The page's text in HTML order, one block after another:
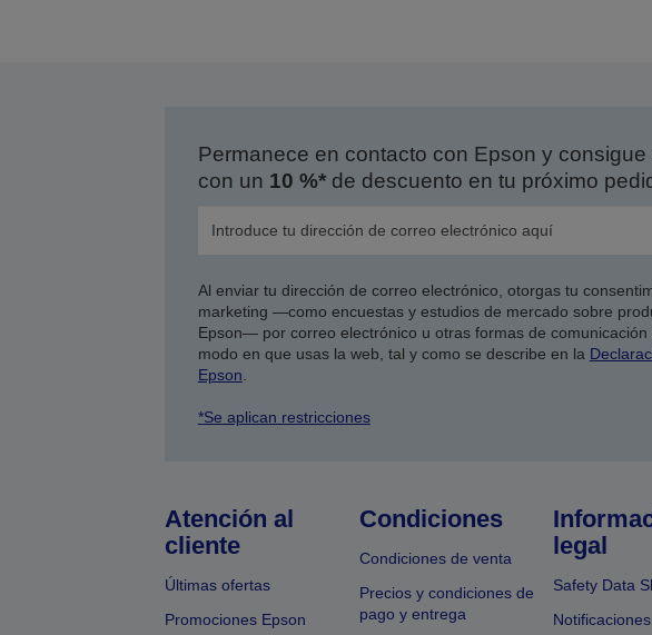
Permanece en contacto con Epson y
con un 10 %*de descuento en tu próximo
Al enviar tu dirección de correo electrónico, otorgas tu
marketing —como encuestas y estudios de mercado sobre
Epson— por correo electrónico u otras formas de
modo en que usas la web, tal y como se describe en la
Epson.
*Se aplican restricciones
Atención al
cliente
Últimas ofertas
Promociones Epson
Condiciones
Condiciones de venta
Precios y condiciones de
pago y entrega
legal
Safety Data